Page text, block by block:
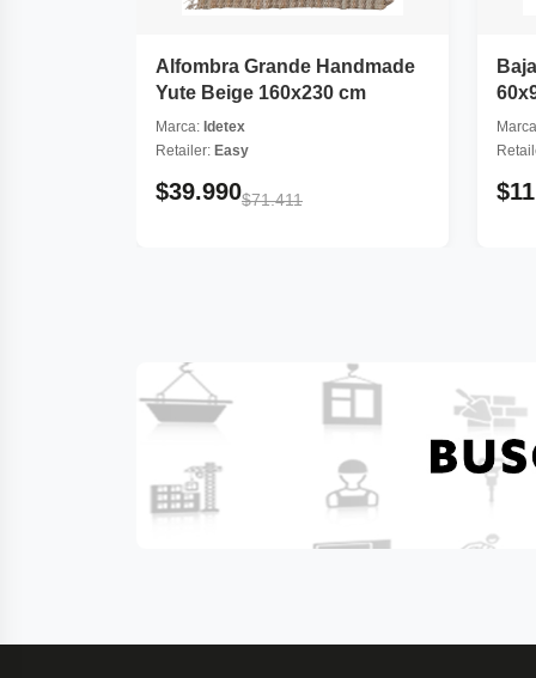
Alfombra Grande Handmade
Yute Beige 160x230 cm
Marca: Idetex
Retailer: Easy
$39.990$71.411